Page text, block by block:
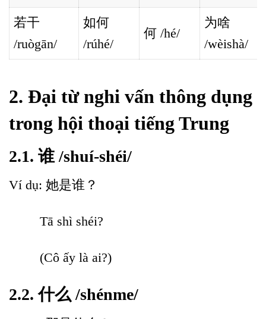
若干
/ruògān/
如何
/rúhé/
何 /hé/
为啥
/wèishà/
2. Đại từ nghi vấn thông dụng
trong hội thoại tiếng Trung
2.1. 谁 /shuí-shéi/
Ví dụ: 她是谁？
Tā shì shéi?
(Cô ấy là ai?)
2.2. 什么 /shénme/